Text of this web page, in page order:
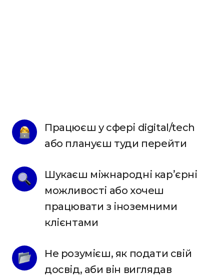
Працюєш у сфері digital/tech
або плануєш туди перейти
Шукаєш міжнародні карʼєрні
можливості або хочеш
працювати з іноземними
клієнтами
Не розумієш, як подати свій
досвід, аби він виглядав